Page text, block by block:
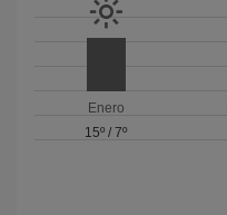
Enero
15º /7º